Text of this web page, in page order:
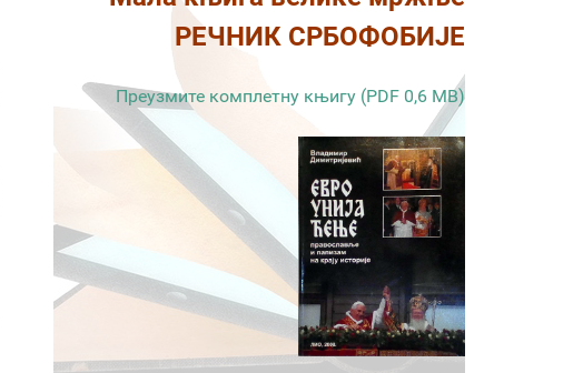
РЕЧНИК СРБОФОБИЈЕ
Преузмите комплетну књигу (PDF 0,6 MB)